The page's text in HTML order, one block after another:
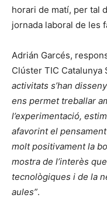
horari de matí, per tal
jornada laboral de les
Adrián Garcés,
Clúster TIC Catalunya
activitats s’han
ens permet treballar
l’experimentació,
afavorint el
molt positivament la
mostra de l’interès
tecnològiques i de la
aules”.